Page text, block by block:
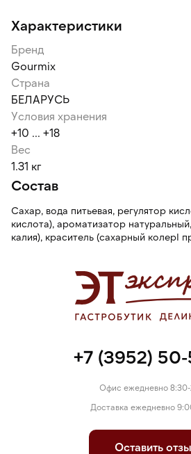
Характеристики
Бренд
Gourmix
Страна
БЕЛАРУСЬ
Условия хранения
+10 ... +18
Вес
1.31 кг
Состав
Сахар, вода питьевая, регулятор
кислота), ароматизатор
калия), краситель (сахарный колерI
+7 (3952)
Офис ежедневно
Доставка ежедневно
Оставить